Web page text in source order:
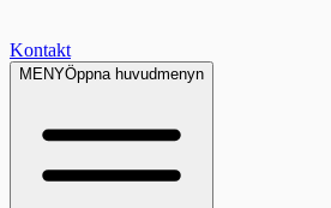
Kontakt
MENYÖppna huvudmenyn